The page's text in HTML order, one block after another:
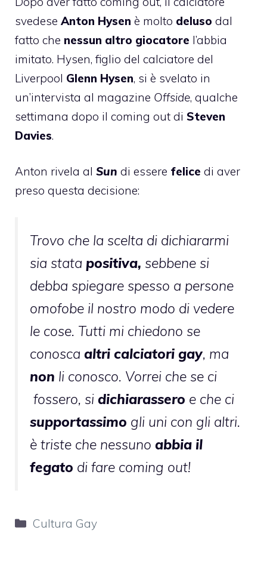
svedese Anton Hysen è molto deluso dal
fatto che nessun altro giocatore l’abbia
imitato. Hysen, figlio del calciatore del
Liverpool Glenn Hysen, si è svelato in
un’intervista al magazine Offside, qualche
settimana dopo il coming out di Steven
Davies.
Anton rivela al Sun di essere felice di aver
preso questa decisione:
Trovo che la scelta di dichiararmi
sia stata positiva, sebbene si
debba spiegare spesso a persone
omofobe il nostro modo di vedere
le cose. Tutti mi chiedono se
conosca altri calciatori gay, ma
non li conosco. Vorrei che se ci
fossero, si dichiarassero e che ci
supportassimo gli uni con gli altri.
è triste che nessuno abbia il
fegato di fare coming out!
Categorie
Cultura Gay